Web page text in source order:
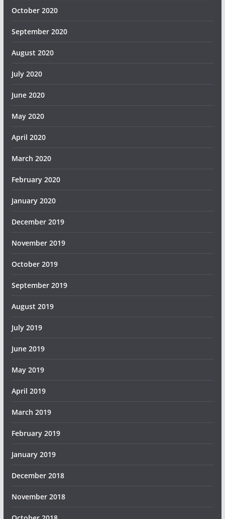
October 2020
September 2020
August 2020
July 2020
June 2020
May 2020
April 2020
March 2020
February 2020
January 2020
December 2019
November 2019
October 2019
September 2019
August 2019
July 2019
June 2019
May 2019
April 2019
March 2019
February 2019
January 2019
December 2018
November 2018